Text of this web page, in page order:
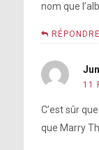
nom que
RÉPONDRE
11
C’est sûr
que Marry